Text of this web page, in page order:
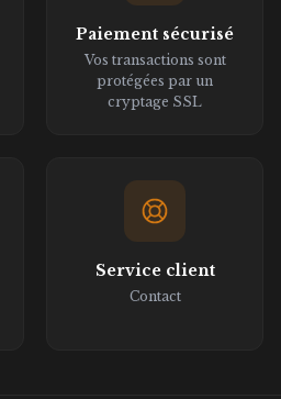
Paiement sécurisé
Vos transactions sont
protégées par un
cryptage SSL
Service client
Contact